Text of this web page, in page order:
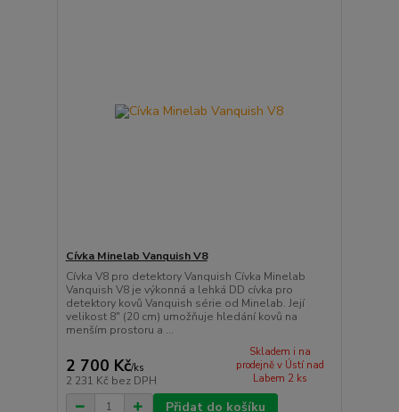
Cívka Minelab Vanquish V8
Cívka V8 pro detektory Vanquish Cívka Minelab
Vanquish V8 je výkonná a lehká DD cívka pro
detektory kovů Vanquish série od Minelab. Její
velikost 8" (20 cm) umožňuje hledání kovů na
menším prostoru a ...
2 700 Kč/ks
2 231 Kč bez DPH
Skladem i na
prodejně v Ústí nad
Labem 2 ks
Přidat do košíku